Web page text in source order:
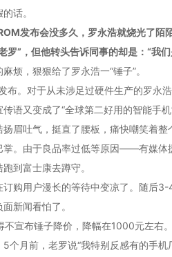
话。
发布会没多久，罗永浩就烧光了
罗”，但他转头告诉同事的却是：“我
烦，狠狠给了罗永浩一“锤子”。
布。对于从未涉足过硬件生产的罗永
语又变成了“全球第二好用的智能手机”
眉吐气，挺直了腰板，痛快嘲笑着整
掌。由于良品率过低等原因——有媒
到富士康去蹲守。
订购用户漫长的等待中变凉了。随后
新闻看怕了。
不宣布锤子降价，降幅在1000元左右
个月前，老罗说“我特别反感有的手